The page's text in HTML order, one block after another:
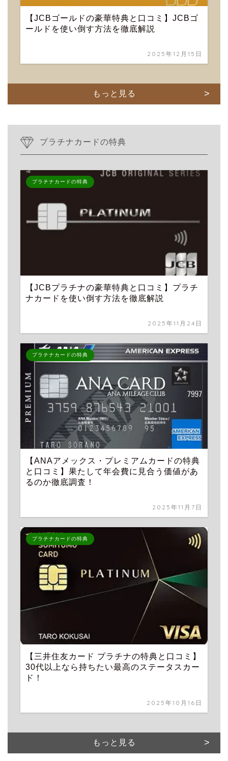
【JCBゴールドの豪華特典と口コミ】JCBゴ
ールドを使い倒す方法を徹底解説
2025年12月15日
もっと見る
プラチナカードの特典
プラチナカードの特典
【JCBプラチナの豪華特典と口コミ】プラチ
ナカードを使い倒す方法を徹底解説
2025年11月24日
プラチナカードの特典
【ANAアメックス・プレミアムカードの特典
と口コミ】果たして年会費に見合う価値があ
るのか徹底調査！
2025年11月7日
プラチナカードの特典
【三井住友カード プラチナの特典と口コミ】
30代以上なら持ちたい最高のステータスカー
ド！
2025年10月16日
もっと見る